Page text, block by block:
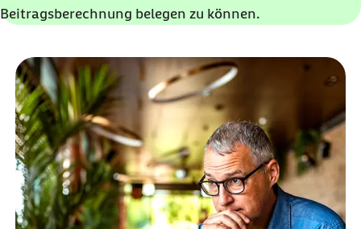
Beitragsberechnung belegen zu können.